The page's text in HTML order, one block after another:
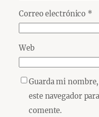
Correo electrónico *
Web
Guarda mi
este navegador
comente.